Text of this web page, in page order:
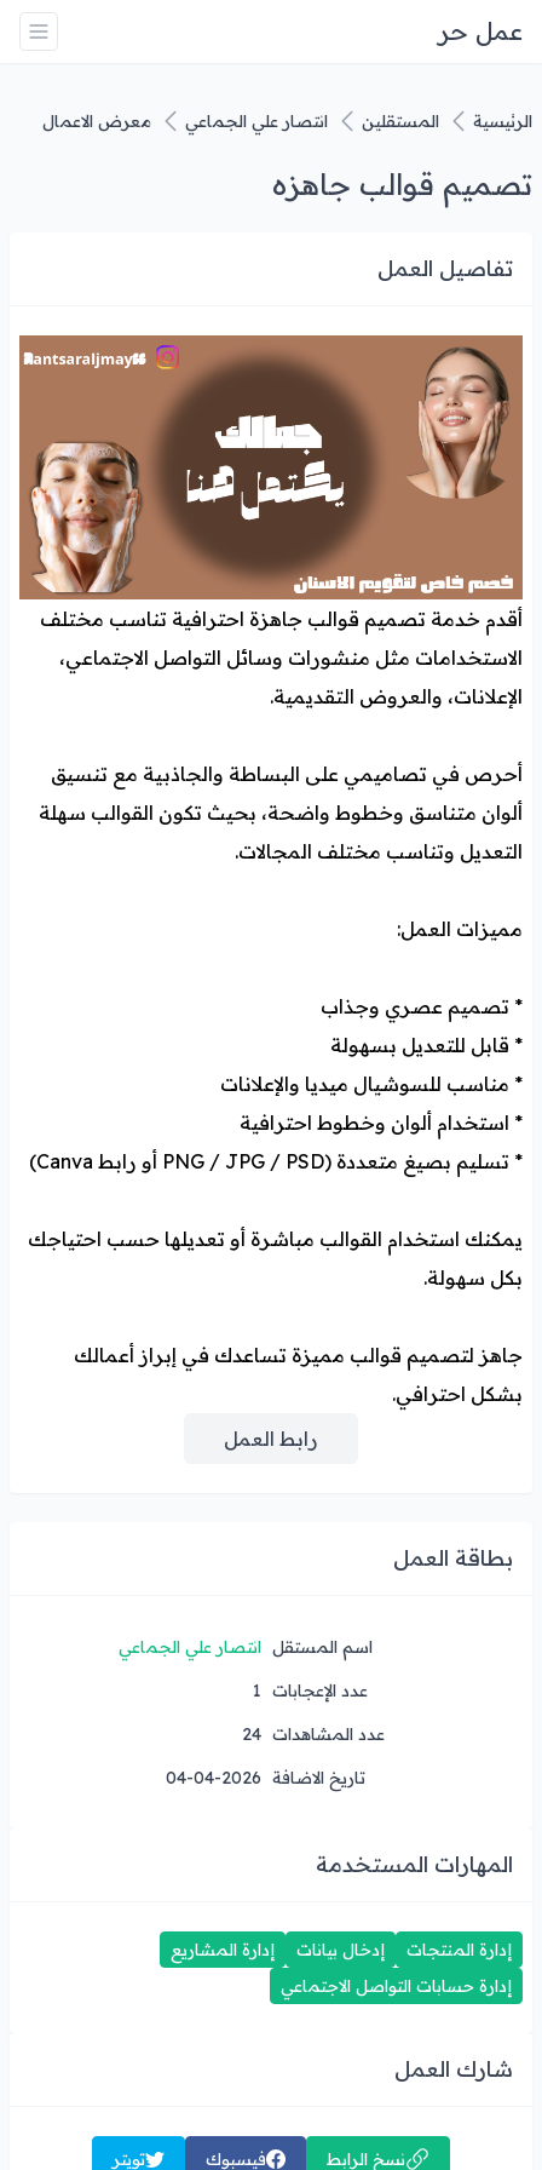
عمل حر
الرئيسية المستقلين انتصار علي الجماعي معرض الاعمال
تصميم قوالب جاهزه
تفاصيل العمل
أقدم خدمة تصميم قوالب جاهزة احترافية تناسب مختلف
الاستخدامات مثل منشورات وسائل التواصل الاجتماعي،
الإعلانات، والعروض التقديمية.
أحرص في تصاميمي على البساطة والجاذبية مع تنسيق
ألوان متناسق وخطوط واضحة، بحيث تكون القوالب سهلة
التعديل وتناسب مختلف المجالات.
مميزات العمل:
* تصميم عصري وجذاب
* قابل للتعديل بسهولة
* مناسب للسوشيال ميديا والإعلانات
* استخدام ألوان وخطوط احترافية
* تسليم بصيغ متعددة (PNG / JPG / PSD أو رابط Canva)
يمكنك استخدام القوالب مباشرة أو تعديلها حسب احتياجك
بكل سهولة.
جاهز لتصميم قوالب مميزة تساعدك في إبراز أعمالك
بشكل احترافي.
رابط العمل
بطاقة العمل
اسم المستقل انتصار علي الجماعي
عدد الإعجابات 1
عدد المشاهدات 24
تاريخ الاضافة 04-04-2026
المهارات المستخدمة
إدارة المنتجات إدخال بيانات
إدارة المشاريع
إدارة حسابات التواصل الاجتماعي
شارك العمل
نسخ الرابط فيسبوك تويتر